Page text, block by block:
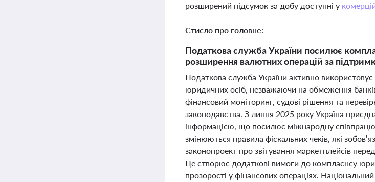
розширений підсумок за добу доступні у
Стисло про головне:
Податкова служба України посилює
розширення валютних операцій за
Податкова служба України активно
юридичних осіб, незважаючи на обмеження
фінансовий моніторинг, судові рішення та
законодавства. З липня 2025 року Україна
інформацією, що посилює міжнародну співпрацю
змінюються правила фіскальних чеків, які
законопроект про звітування маркетплейсів
Це створює додаткові вимоги до комплаєнсу
прозорості у фінансових операціях.